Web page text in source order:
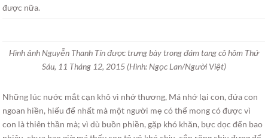
được nữa.
Hình ảnh Nguyễn Thanh Tín được trưng bày trong đám tang cô hôm Thứ
Sáu, 11 Tháng 12, 2015 (Hình: Ngọc Lan/Người Việt)
Những lúc nước mắt cạn khô vì nhớ thương, Má nhớ lại con, đứa con
ngoan hiền, hiếu để nhất mà một người mẹ có thể mong có được vì
con là thiên thần mà; vì dù buồn phiền, gặp khó khăn, bực dọc đến bao